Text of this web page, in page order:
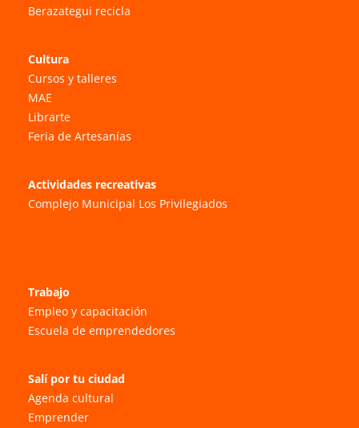
Berazategui recicla
Cultura
Cursos y talleres
MAE
Librarte
Feria de Artesanías
Actividades recreativas
Complejo Municipal Los Privilegiados
Trabajo
Empleo y capacitación
Escuela de emprendedores
Salí por tu ciudad
Agenda cultural
Emprender